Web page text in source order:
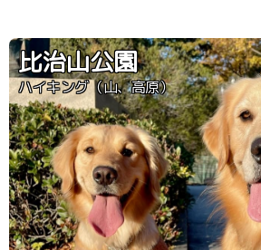
比治山公園
ハイキング（山、高原）